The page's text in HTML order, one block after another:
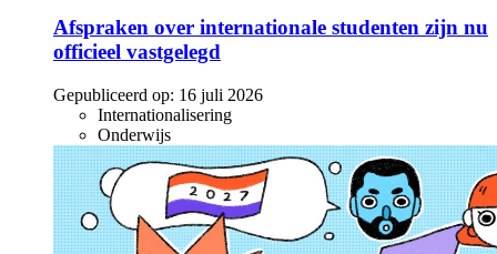
Afspraken over internationale studenten zijn nu
officieel vastgelegd
Gepubliceerd op: 16 juli 2026
Internationalisering
Onderwijs